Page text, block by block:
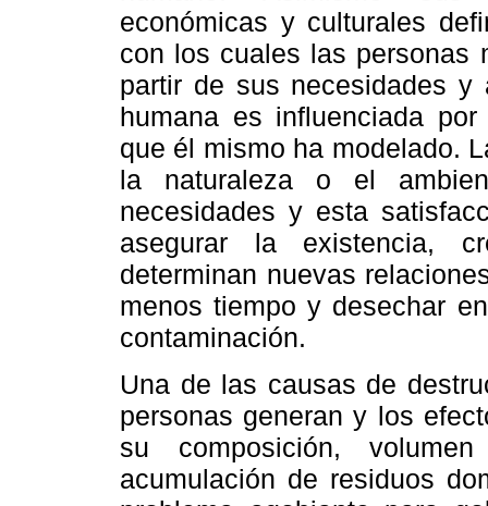
económicas y culturales
con los cuales las personas
partir de sus necesidades
humana es influenciada
que él mismo ha modelado.
la naturaleza o el
necesidades y esta
asegurar la existencia,
determinan nuevas
menos tiempo y desechar
contaminación.
Una de las causas de
personas generan y los
su composición,
acumulación de residuos